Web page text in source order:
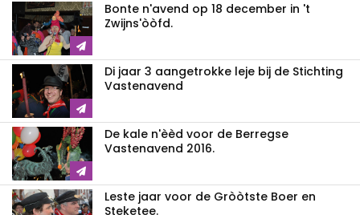
Bonte n'avend op 18 december in 't
Zwijns'òòfd.
Di jaar 3 aangetrokke leje bij de Stichting
Vastenavend
De kale n'èèd voor de Berregse
Vastenavend 2016.
Leste jaar voor de Gròòtste Boer en
Steketee.